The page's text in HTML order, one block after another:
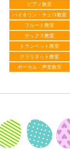
ピアノ教室
バイオリン・チェロ教室
フルート教室
サックス教室
トランペット教室
クラリネット教室
ボーカル・声楽教室